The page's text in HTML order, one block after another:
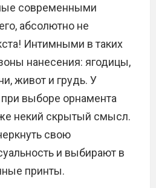
современными
абсолютно не
Интимными в таких
нанесения: ягодицы,
живот и грудь. У
выборе орнамента
некий скрытый смысл.
свою
и выбирают в
принты.